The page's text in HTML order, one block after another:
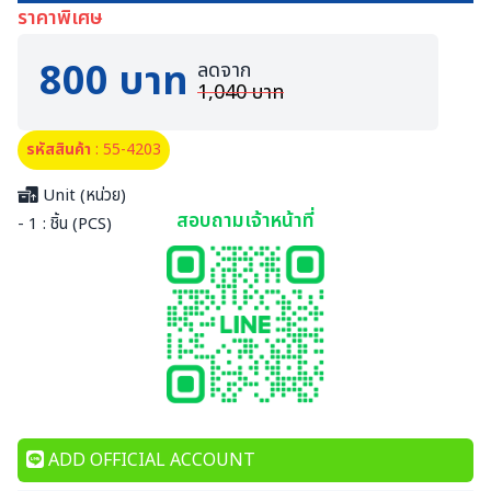
ราคาพิเศษ
800 บาท ลดจาก
1,040 บาท
รหัสสินค้า : 55-4203
Unit (หน่วย)
- 1 : ชิ้น (PCS)
สอบถามเจ้าหน้าที่
ADD OFFICIAL ACCOUNT